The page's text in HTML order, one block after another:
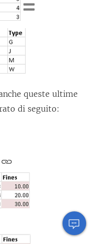
queste ultime
di seguito: